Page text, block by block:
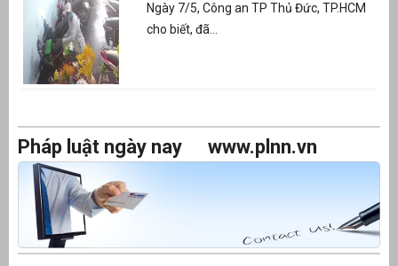
Ngày 7/5, Công an TP Thủ Đức, TP.HCM
cho biết, đã...
Pháp luật ngày nay www.plnn.vn